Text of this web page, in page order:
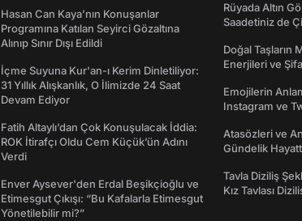
Hasan Can Kaya’nın Konuşanlar
Programına Katılan Seyirci Gözaltına
Alınıp Sınır Dışı Edildi
İçme Suyuna Kur'an-ı Kerim Dinletiliyor:
31 Yıllık Alışkanlık, O İlimizde 24 Saat
Devam Ediyor
Fatih Altaylı’dan Çok Konuşulacak İddia:
ROK İtirafçı Oldu Cem Küçük’ün Adını
Verdi
Enver Aysever'den Erdal Beşikçioğlu ve
Etimesgut Çıkışı: “Bu Kafalarla Etimesgut
Yönetilebilir mi?”
Rüyada Altın
Saadetiniz de
Doğal Taşların
Enerjileri ve
Emojilerin
Instagram ve
Atasözleri ve
Gündelik
Tavla Diziliş
Kız Tavlası